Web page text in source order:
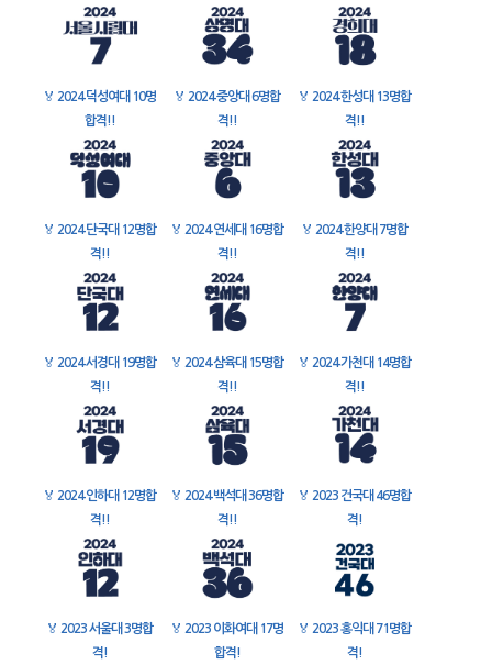
🏅 2024 덕성여대 10명
합격!!
🏅 2024 중앙대 6명합
격!!
🏅 2024 한성대 13명합
격!!
🏅 2024 단국대 12명합
격!!
🏅 2024 연세대 16명합
격!!
🏅 2024 한양대 7명합
격!!
🏅 2024 서경대 19명합
격!!
🏅 2024 삼육대 15명합
격!!
🏅 2024 가천대 14명합
격!!
🏅 2024 인하대 12명합
격!!
🏅 2024 백석대 36명합
격!!
🏅 2023 건국대 46명합
격!
🏅 2023 서울대 3명합
격!
🏅 2023 이화여대 17명
합격!
🏅 2023 홍익대 71명합
격!